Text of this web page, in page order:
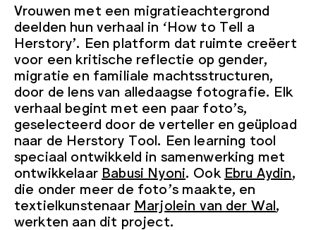
Vrouwen met een migratieachtergrond
deelden hun verhaal in ‘How to Tell a
Herstory’. Een platform dat ruimte creëert
voor een kritische reflectie op gender,
migratie en familiale machtsstructuren,
door de lens van alledaagse fotografie. Elk
verhaal begint met een paar foto’s,
geselecteerd door de verteller en geüpload
naar de Herstory Tool. Een learning tool
speciaal ontwikkeld in samenwerking met
ontwikkelaar Babusi Nyoni. Ook Ebru Aydin,
die onder meer de foto’s maakte, en
textielkunstenaar Marjolein van der Wal,
werkten aan dit project.